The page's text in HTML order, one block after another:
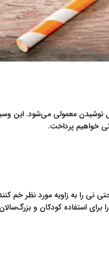
نوشیدن معمولی می‌شود. این
خواهیم پرداخت.
نی را به زاویه مورد نظر خم
استفاده کودکان و